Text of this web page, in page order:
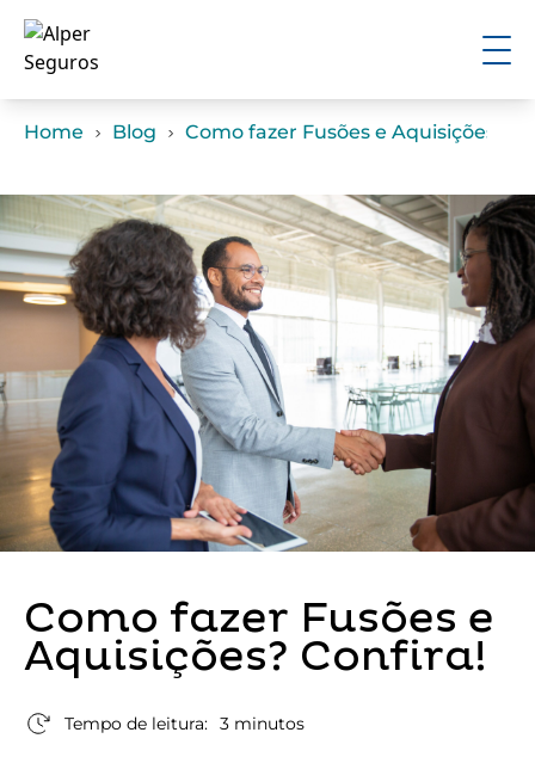
Home Blog Como fazer Fusões e Aquisições?
Como fazer Fusões e
Aquisições? Confira!
Tempo de leitura: 3 minutos